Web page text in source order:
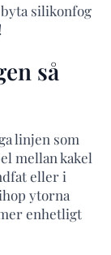
silikonfog
så
linjen som
mellan kakel
eller i
ytorna
enhetligt